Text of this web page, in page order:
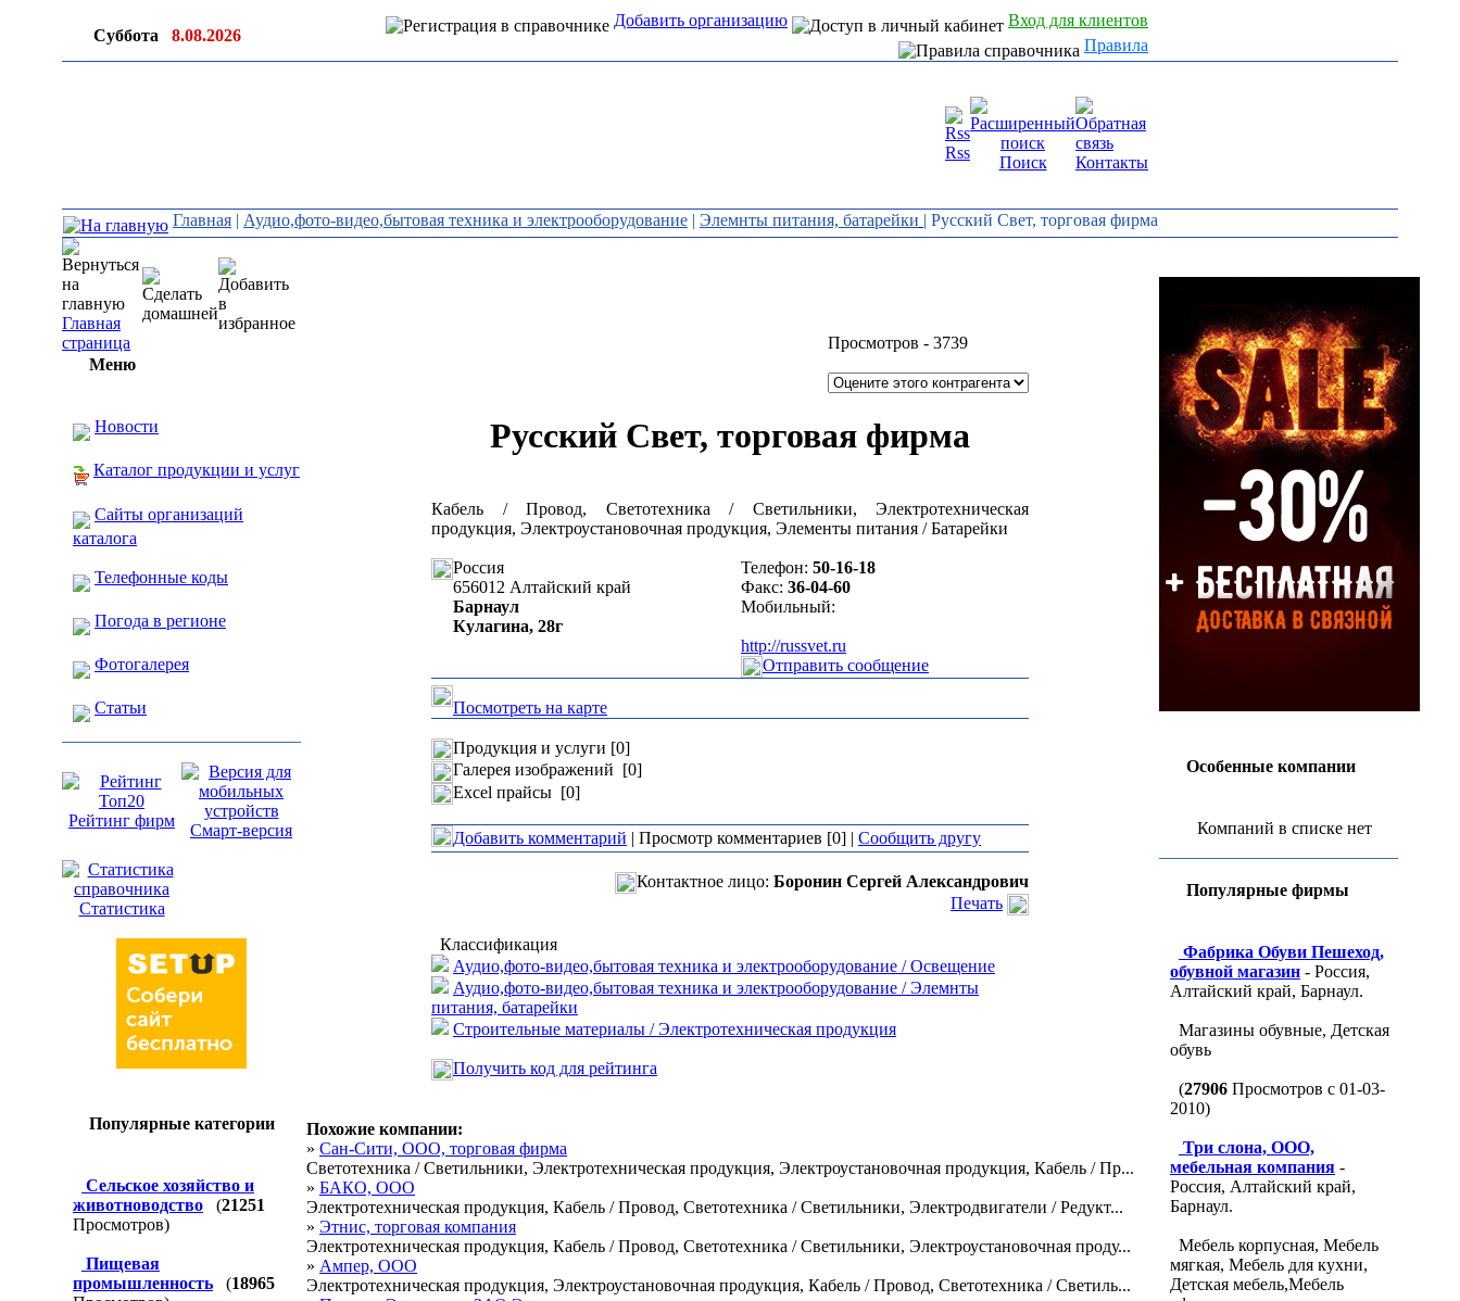
Суббота 8.08.2026
Добавить организацию
Вход для клиентов
Правила
Rss
Поиск Контакты
Главная | Аудио,фото-видео,бытовая техника и электрооборудование | Элемнты питания, батарейки | Русский Свет, торговая фирма
Главная
страница
Меню
Новости
Каталог продукции и услуг
Сайты организаций
каталога
Телефонные коды
Погода в регионе
Фотогалерея
Статьи
Рейтинг фирм
Смарт-версия
Статистика
Популярные категории
Сельское хозяйство и
животноводство
(21251
Просмотров)
Пищевая
промышленность
(18965
Просмотров - 3739
Русский Свет, торговая фирма
Кабель / Провод, Светотехника / Светильники, Электротехническая
продукция, Электроустановочная продукция, Элементы питания / Батарейки
Россия
656012 Алтайский край
Барнаул
Кулагина, 28г
Телефон: 50-16-18
Факс: 36-04-60
Мобильный:
http://russvet.ru
Отправить сообщение
Посмотреть на карте
Продукция и услуги [0]
Галерея изображений [0]
Excel прайсы [0]
Добавить комментарий | Просмотр комментариев [0] | Сообщить другу
Контактное лицо: Боронин Сергей Александрович
Печать
Классификация
Аудио,фото-видео,бытовая техника и электрооборудование / Освещение
Аудио,фото-видео,бытовая техника и электрооборудование / Элемнты
питания, батарейки
Строительные материалы / Электротехническая продукция
Получить код для рейтинга
Похожие компании:
» Сан-Сити, ООО, торговая фирма
Светотехника / Светильники, Электротехническая продукция, Электроустановочная продукция, Кабель / Пр...
» БАКО, ООО
Электротехническая продукция, Кабель / Провод, Светотехника / Светильники, Электродвигатели / Редукт...
» Этнис, торговая компания
Электротехническая продукция, Кабель / Провод, Светотехника / Светильники, Электроустановочная проду...
» Ампер, ООО
Электротехническая продукция, Электроустановочная продукция, Кабель / Провод, Светотехника / Светиль...
Особенные компании
Компаний в списке нет
Популярные фирмы
Фабрика Обуви Пешеход,
обувной магазин - Россия,
Алтайский край, Барнаул.
Магазины обувные, Детская
обувь
(27906 Просмотров с 01-03-
2010)
Три слона, ООО,
мебельная компания -
Россия, Алтайский край,
Барнаул.
Мебель корпусная, Мебель
мягкая, Мебель для кухни,
Детская мебель,Мебель